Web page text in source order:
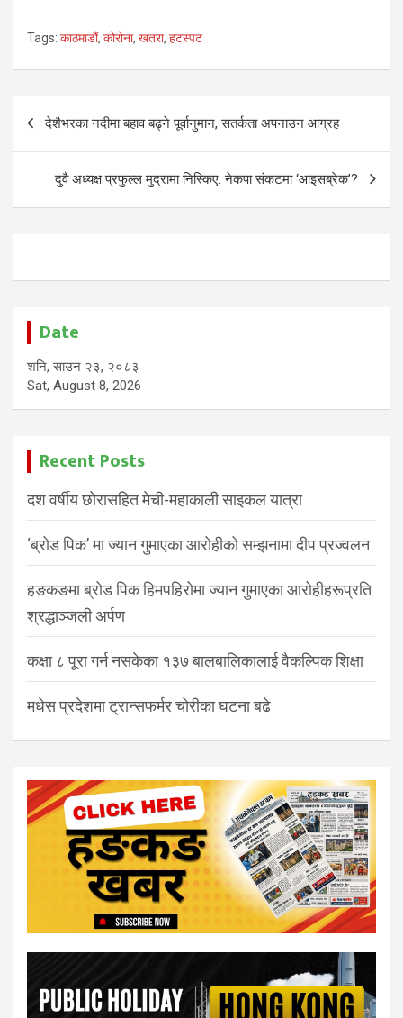
Tags: काठमाडौं, कोरोना, खतरा, हटस्पट
Post
navigation
देशैभरका नदीमा बहाव बढ्ने पूर्वानुमान, सतर्कता अपनाउन आग्रह
दुवै अध्यक्ष प्रफुल्ल मुद्रामा निस्किए: नेकपा संकटमा ‘आइसब्रेक’?
Date
शनि, साउन २३, २०८३
Sat, August 8, 2026
Recent Posts
दश वर्षीय छोरासहित मेची-महाकाली साइकल यात्रा
‘ब्रोड पिक’ मा ज्यान गुमाएका आरोहीको सम्झनामा दीप प्रज्वलन
हङकङमा ब्रोड पिक हिमपहिरोमा ज्यान गुमाएका आरोहीहरूप्रति
श्रद्धाञ्जली अर्पण
कक्षा ८ पूरा गर्न नसकेका १३७ बालबालिकालाई वैकल्पिक शिक्षा
मधेस प्रदेशमा ट्रान्सफर्मर चोरीका घटना बढे